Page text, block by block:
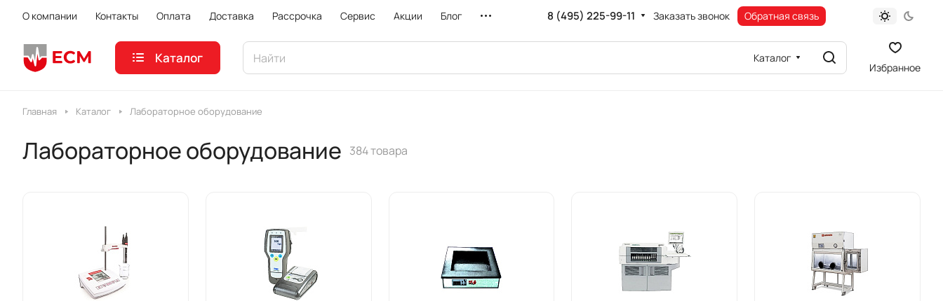
О компании Контакты Оплата Доставка Рассрочка Сервис Акции Блог 8 (495) 225-99-11 Заказать звонок Обратная связь
Каталог Каталог
Избранное
Главная Каталог Лабораторное оборудование
Лабораторное оборудование 384 товара